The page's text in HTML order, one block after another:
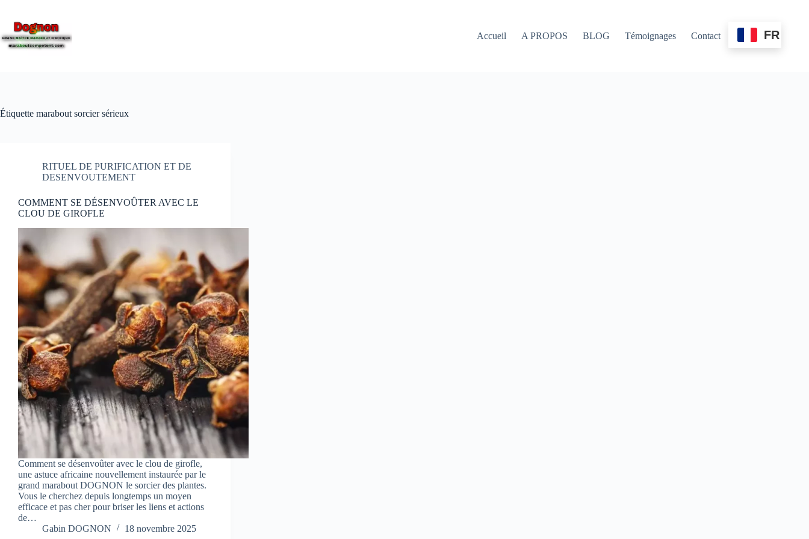
Accueil A PROPOS BLOG Témoignages Contact FR
Étiquette marabout sorcier sérieux
RITUEL DE PURIFICATION ET DE
DESENVOUTEMENT
COMMENT SE DÉSENVOÛTER AVEC LE
CLOU DE GIROFLE
Comment se désenvoûter avec le clou de girofle,
une astuce africaine nouvellement instaurée par le
grand marabout DOGNON le sorcier des plantes.
Vous le cherchez depuis longtemps un moyen
efficace et pas cher pour briser les liens et actions
de…
Gabin DOGNON
18 novembre 2025